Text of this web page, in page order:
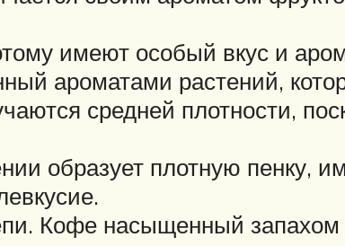
имеют особый вкус и
ароматами растений,
средней плотности,
образует плотную пенку,
Кофе насыщенный запахом